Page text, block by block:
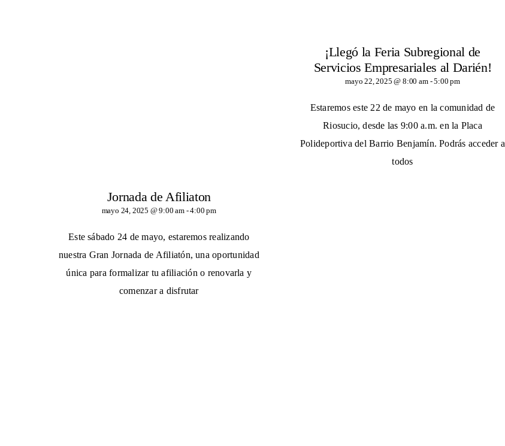
Jornada de Afiliaton
mayo 24, 2025 @ 9:00 am -4:00 pm
Este sábado 24 de mayo, estaremos realizando
nuestra Gran Jornada de Afiliatón, una oportunidad
única para formalizar tu afiliación o renovarla y
comenzar a disfrutar
¡Llegó la Feria Subregional de
Servicios Empresariales al Darién!
mayo 22, 2025 @ 8:00 am-5:00 pm
Estaremos este 22 de mayo en la comunidad de
Riosucio, desde las 9:00 a.m. en la Placa
Polideportiva del Barrio Benjamín. Podrás acceder a
todos